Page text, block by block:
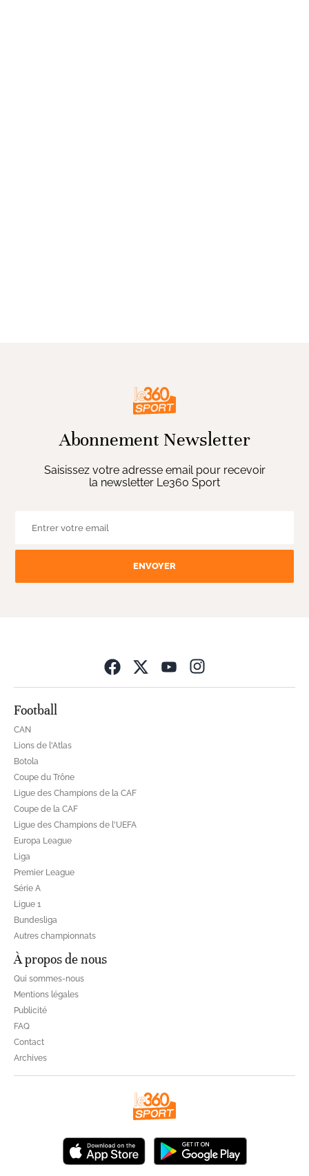
Abonnement Newsletter
Saisissez votre adresse email pour recevoir
la newsletter Le360 Sport
ENVOYER
Football
CAN
Lions de l'Atlas
Botola
Coupe du Trône
Ligue des Champions de la CAF
Coupe de la CAF
Ligue des Champions de l'UEFA
Europa League
Liga
Premier League
Série A
Ligue 1
Bundesliga
Autres championnats
À propos de nous
Qui sommes-nous
Mentions légales
Publicité
FAQ
Contact
Archives